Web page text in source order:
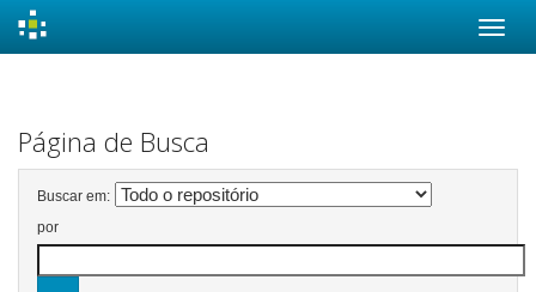
Página de Busca
Buscar em:
por